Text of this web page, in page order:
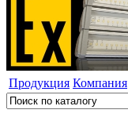
Продукция Компания